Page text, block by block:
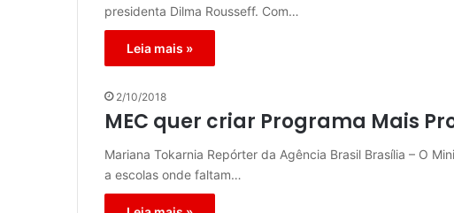
presidenta Dilma Rousseff. Com…
Leia mais »
2/10/2018
MEC quer criar Programa Mais
Mariana Tokarnia Repórter da Agência Brasil Brasília – O
a escolas onde faltam…